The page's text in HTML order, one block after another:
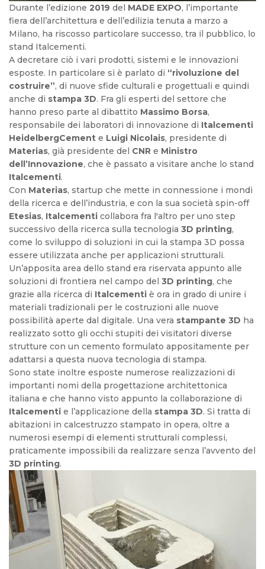
Durante l’edizione 2019 del MADE EXPO, l’importante
fiera dell’architettura e dell’edilizia tenuta a marzo a
Milano, ha riscosso particolare successo, tra il pubblico, lo
stand Italcementi.
A decretare ciò i vari prodotti, sistemi e le innovazioni
esposte. In particolare si è parlato di “rivoluzione del
costruire”, di nuove sfide culturali e progettuali e quindi
anche di stampa 3D. Fra gli esperti del settore che
hanno preso parte al dibattito Massimo Borsa,
responsabile dei laboratori di innovazione di Italcementi
HeidelbergCement e Luigi Nicolais, presidente di
Materias, già presidente del CNR e Ministro
dell’Innovazione, che è passato a visitare anche lo stand
Italcementi.
Con Materias, startup che mette in connessione i mondi
della ricerca e dell’industria, e con la sua società spin-off
Etesias, Italcementi collabora fra l'altro per uno step
successivo della ricerca sulla tecnologia 3D printing,
come lo sviluppo di soluzioni in cui la stampa 3D possa
essere utilizzata anche per applicazioni strutturali.
Un’apposita area dello stand era riservata appunto alle
soluzioni di frontiera nel campo del 3D printing, che
grazie alla ricerca di Italcementi è ora in grado di unire i
materiali tradizionali per le costruzioni alle nuove
possibilità aperte dal digitale. Una vera stampante 3D ha
realizzato sotto gli occhi stupiti dei visitatori diverse
strutture con un cemento formulato appositamente per
adattarsi a questa nuova tecnologia di stampa.
Sono state inoltre esposte numerose realizzazioni di
importanti nomi della progettazione architettonica
italiana e che hanno visto appunto la collaborazione di
Italcementi e l’applicazione della stampa 3D. Si tratta di
abitazioni in calcestruzzo stampato in opera, oltre a
numerosi esempi di elementi strutturali complessi,
praticamente impossibili da realizzare senza l’avvento del
3D printing.